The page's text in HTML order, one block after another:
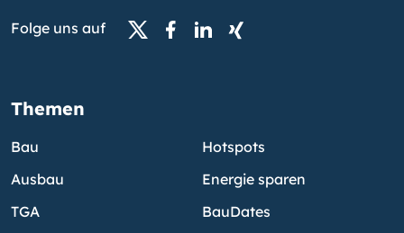
Folge uns auf
Themen
Bau
Ausbau
TGA
Hotspots
Energie sparen
BauDates